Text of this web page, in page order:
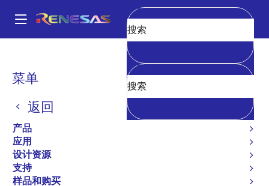
到
Main
navigation
菜单
返回
产品
应用
设计资源
支持
样品和购买
清空
面
屑
74FCT162H272T